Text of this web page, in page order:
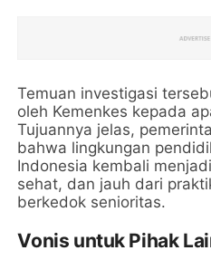
Temuan investigasi
oleh Kemenkes kepada
Tujuannya jelas,
bahwa lingkungan
Indonesia kembali
sehat, dan jauh dari
berkedok senioritas.
Vonis untuk Pihak